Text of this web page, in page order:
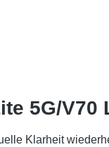
5G/
Klarheit